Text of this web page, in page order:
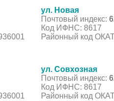
ул. Новая
Почтовый индекс:
Код ИФНС: 8617
Районный код
ул. Совхозная
Почтовый индекс:
Код ИФНС: 8617
Районный код